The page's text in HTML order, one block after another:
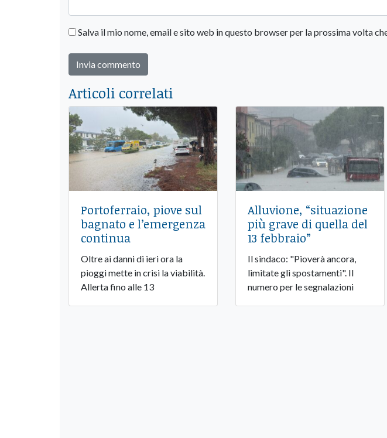
Salva il mio nome, email e sito web in questo browser per la prossima volta
Articoli correlati
Portoferraio, piove sul
bagnato e l’emergenza
continua
Oltre ai danni di ieri ora la
pioggi mette in crisi la viabilità.
Allerta fino alle 13
Alluvione, “situazione
più grave di quella del
13 febbraio”
Il sindaco: "Pioverà ancora,
limitate gli spostamenti". Il
numero per le segnalazioni